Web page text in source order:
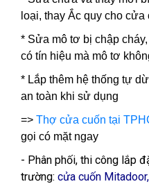
loại, thay Ắc quy cho cửa
* Sửa mô tơ bị chập
có tín hiệu mà mô tơ
* Lắp thêm hệ thống tự
an toàn khi sử dụng
=> Thợ cửa cuốn tại
gọi có mặt ngay
- Phân phối, thi công lắp
trường: cửa cuốn